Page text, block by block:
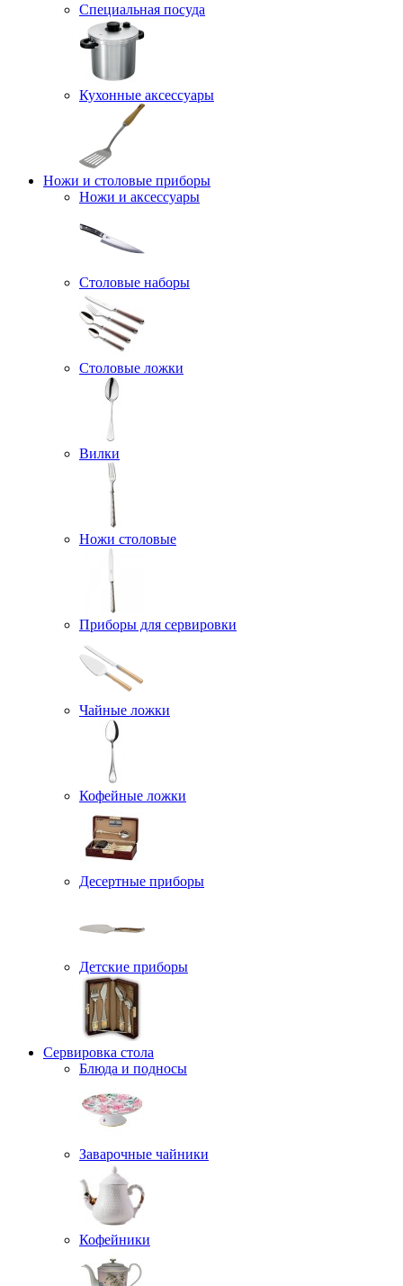
Специальная посуда
Кухонные аксессуары
Ножи и столовые приборы
Ножи и аксессуары
Столовые наборы
Столовые ложки
Вилки
Ножи столовые
Приборы для сервировки
Чайные ложки
Кофейные ложки
Десертные приборы
Детские приборы
Сервировка стола
Блюда и подносы
Заварочные чайники
Кофейники